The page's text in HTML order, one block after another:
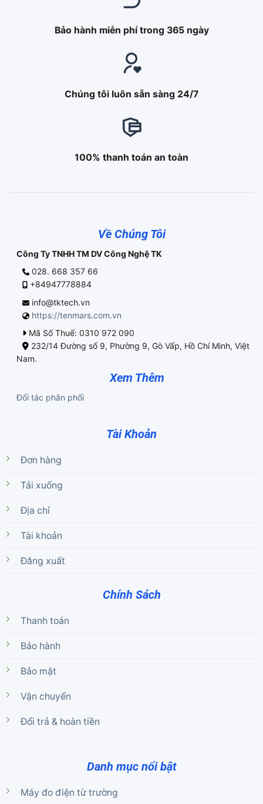
Bảo hành miễn phí trong 365 ngày
Chúng tôi luôn sẵn sàng 24/7
100% thanh toán an toàn
Về Chúng Tôi
Công Ty TNHH TM DV Công Nghệ TK
028. 668 357 66
+84947778884
info@tktech.vn
https://tenmars.com.vn
Mã Số Thuế: 0310 972 090
232/14 Đường số 9, Phường 9, Gò Vấp, Hồ Chí Minh, Việt
Nam.
Xem Thêm
Đối tác phân phối
Tài Khoản
Đơn hàng
Tải xuống
Địa chỉ
Tài khoản
Đăng xuất
Chính Sách
Thanh toán
Bảo hành
Bảo mật
Vận chuyển
Đổi trả & hoàn tiền
Danh mục nổi bật
Máy đo điện từ trường